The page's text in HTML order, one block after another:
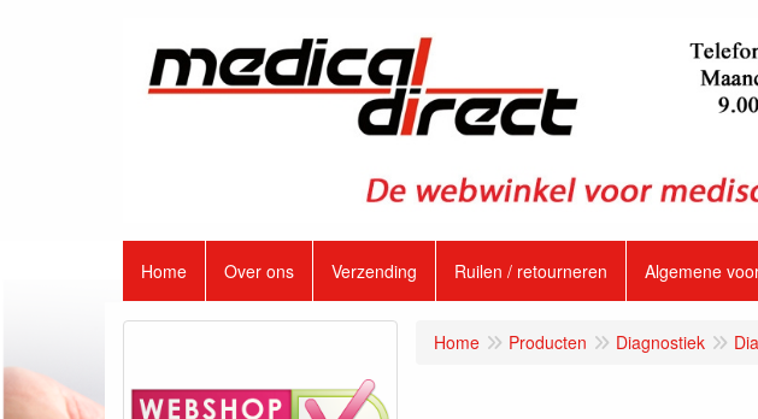
Home Over ons Verzending Ruilen / retourneren Algemene
Home Producten Diagnostiek